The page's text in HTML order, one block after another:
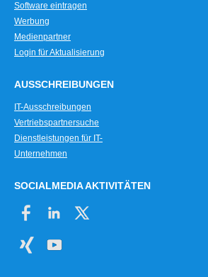
Software eintragen
Werbung
Medienpartner
Login für Aktualisierung
AUSSCHREIBUNGEN
IT-Ausschreibungen
Vertriebspartnersuche
Dienstleistungen für IT-
Unternehmen
SOCIALMEDIA AKTIVITÄTEN